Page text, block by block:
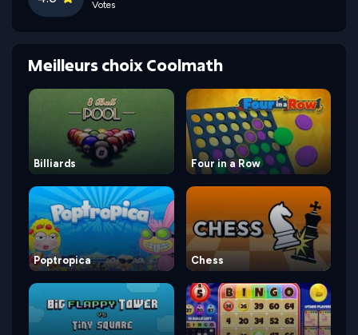
Votes
Meilleurs choix Coolmath
Billiards Four in a Row
Poptropica Chess